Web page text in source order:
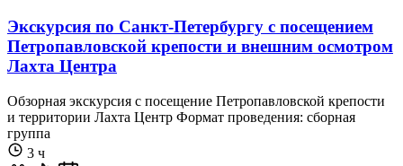
Экскурсия по Санкт-Петербургу с посещением
Петропавловской крепости и внешним осмотром
Лахта Центра
Обзорная экскурсия с посещение Петропавловской крепости
и территории Лахта Центр Формат проведения: сборная
группа
3 ч